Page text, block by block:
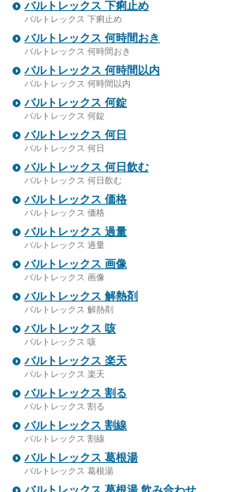
バルトレックス 下痢止め
バルトレックス 下痢止め
バルトレックス 何時間おき
バルトレックス 何時間おき
バルトレックス 何時間以内
バルトレックス 何時間以内
バルトレックス 何錠
バルトレックス 何錠
バルトレックス 何日
バルトレックス 何日
バルトレックス 何日飲む
バルトレックス 何日飲む
バルトレックス 価格
バルトレックス 価格
バルトレックス 過量
バルトレックス 過量
バルトレックス 画像
バルトレックス 画像
バルトレックス 解熱剤
バルトレックス 解熱剤
バルトレックス 咳
バルトレックス 咳
バルトレックス 楽天
バルトレックス 楽天
バルトレックス 割る
バルトレックス 割る
バルトレックス 割線
バルトレックス 割線
バルトレックス 葛根湯
バルトレックス 葛根湯